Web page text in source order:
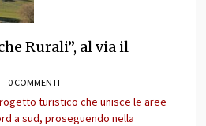
Rurali”, al via il
0 COMMENTI
turistico che unisce le aree
a sud, proseguendo nella